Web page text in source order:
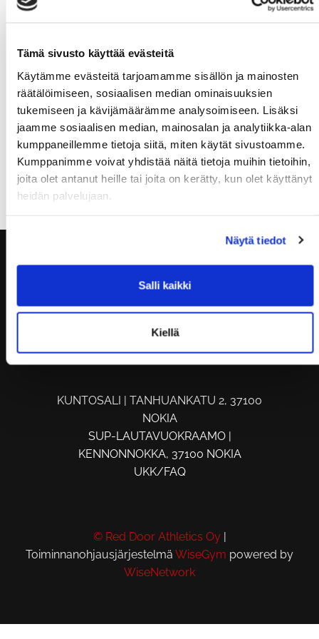
Tämä sivusto käyttää evästeitä
Käytämme evästeitä tarjoamamme sisällön ja mainosten
räätälöimiseen, sosiaalisen median ominaisuuksien
tukemiseen ja kävijämäärämme analysoimiseen. Lisäksi
jaamme sosiaalisen median, mainosalan ja analytiikka-alan
kumppaneillemme tietoja siitä, miten käytät sivustoamme.
Kumppanimme voivat yhdistää näitä tietoja muihin tietoihin,
joita olet antanut heille tai joita on kerätty, kun olet käyttänyt
heidän palvelujaan.
Näytä tiedot
Salli kaikki
Kiellä
välinevuokrauspalveluihin:
10kpl 20€ lahjakortti
5kpl 50€ lahjakortti
1kpl 100€ lahjakortti
ARVONTA ON PÄÄTTYNYT. KIITOS
OSALLISTUMISESTA!
KUNTOSALI | TANHUANKATU 2, 37100
NOKIA
SUP-LAUTAVUOKRAAMO |
KENNONNOKKA, 37100 NOKIA
UKK/FAQ
© Red Door Athletics Oy|
Toiminnanohjausjärjestelmä WiseGym powered by
WiseNetwork